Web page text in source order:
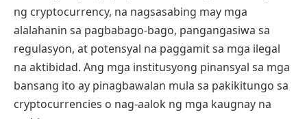
ng cryptocurrency, na nagsasabing may mga
alalahanin sa pagbabago-bago, pangangasiwa sa
regulasyon, at potensyal na paggamit sa mga ilegal
na aktibidad. Ang mga institusyong pinansyal sa mga
bansang ito ay pinagbawalan mula sa pakikitungo sa
cryptocurrencies o nag-aalok ng mga kaugnay na